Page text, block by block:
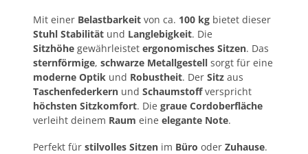
Mit einer Belastbarkeit von ca. 100 kg bietet dieser
Stuhl Stabilität und Langlebigkeit. Die
Sitzhöhe gewährleistet ergonomisches Sitzen. Das
sternförmige, schwarze Metallgestell sorgt für eine
moderne Optik und Robustheit. Der Sitz aus
Taschenfederkern und Schaumstoffverspricht
höchsten Sitzkomfort. Die graue Cordoberfläche
verleiht deinem Raum eine elegante Note.
Perfekt für stilvolles Sitzen im Büro oder Zuhause.